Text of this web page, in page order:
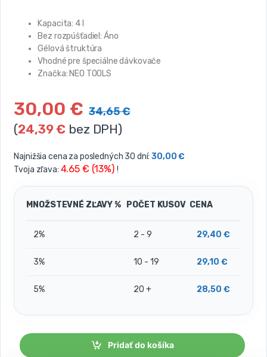
Kapacita: 4 l
Bez rozpúšťadiel: Áno
Gélová štruktúra
Vhodné pre špeciálne dávkovače
Značka: NEO TOOLS
30,00 € 34,65€
(24,39€ bez DPH)
Najnižšia cena za posledných 30 dní:30,00 €
Tvoja zľava: 4.65 € (13%) !
MNOŽSTEVNÉ ZĽAVY % POČET KUSOV CENA
2% 2 - 9 29,40 €
3% 10 - 19 29,10 €
5% 20 + 28,50 €
Pridať do košíka